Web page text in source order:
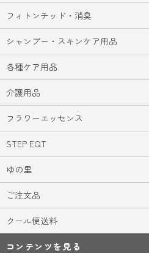
フィトンチッド・消臭
シャンプー・スキンケア用品
各種ケア用品
介護用品
フラワーエッセンス
STEP EQT
ゆの里
ご注文品
クール便送料
コンテンツを見る